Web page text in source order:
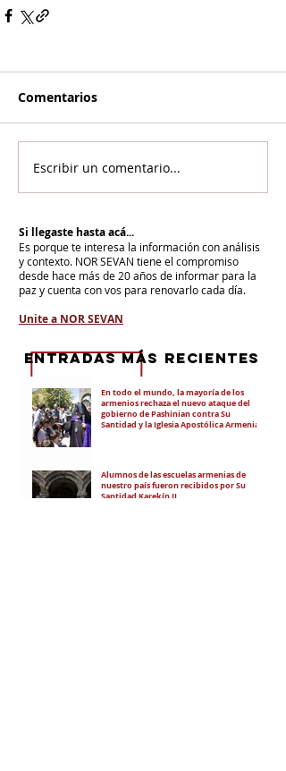
Comentarios
Escribir un comentario...
Si llegaste hasta acá...
Es porque te interesa la información con análisis
y contexto. NOR SEVAN tiene el compromiso
desde hace más de 20 años de informar para la
paz y cuenta con vos para renovarlo cada día.
Unite a NOR SEVAN
En todo el mundo, la mayoría de los
armenios rechaza el nuevo ataque del
gobierno de Pashinian contra Su
Santidad y la Iglesia Apostólica Armenia
Alumnos de las escuelas armenias de
nuestro país fueron recibidos por Su
Santidad Karekín II
eNTRADAS MÁS RECIENTES